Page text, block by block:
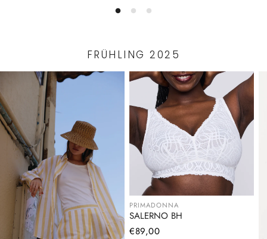
FRÜHLING 2025
PRIMADONNA
SALERNO BH
Normaler
€89,00